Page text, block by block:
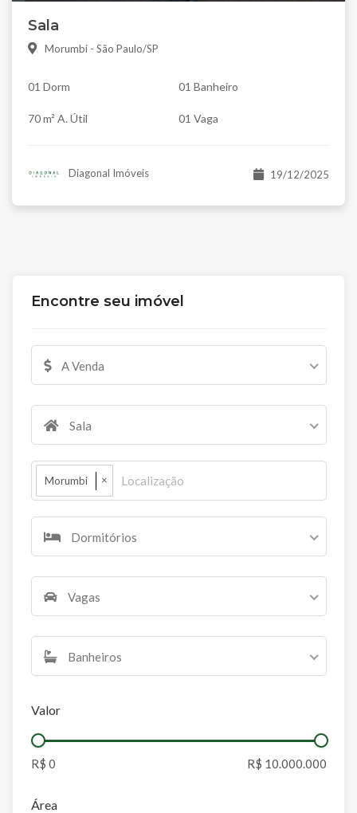
Encontre seu imóvel
A Venda
Sala
Morumbi ×
Dormitórios
Vagas
Banheiros
Valor
Área
Sala
Morumbi - São Paulo/SP
01 Dorm 01 Banheiro
70 m² A. Útil 01 Vaga
Diagonal Imóveis 19/12/2025